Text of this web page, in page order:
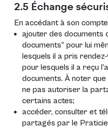
2.5 Échange
En accédant à son
ajouter des documents
documents” pour lui
lesquels il a pris
pour lesquels il a reçu
documents. À noter
ne pas autoriser la
certains actes;
accéder, consulter et
partagés par le